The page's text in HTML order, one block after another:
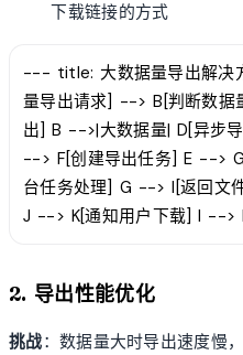
下载链接的方式
--- title: 大数据量导出解决
量导出请求] --> B[判断数
出] B -->|大数据量| D[异步
--> F[创建导出任务] E -->
台任务处理] G --> I[返回文
J --> K[通知用户下载] I -->
2. 导出性能优化
挑战：数据量大时导出速度慢